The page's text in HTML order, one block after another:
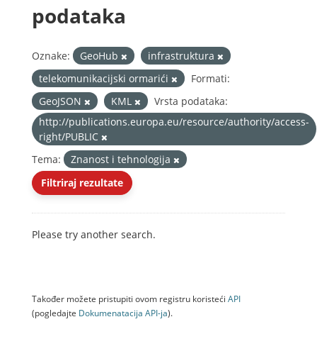
podataka
Oznake: GeoHub
infrastruktura
telekomunikacijski ormarići
Formati:
GeoJSON
KML
Vrsta podataka:
http://publications.europa.eu/resource/authority/access-
right/PUBLIC
Tema:
Znanost i tehnologija
Filtriraj rezultate
Please try another search.
Također možete pristupiti ovom registru koristeći API
(pogledajte Dokumenаtаcijа API-jа).